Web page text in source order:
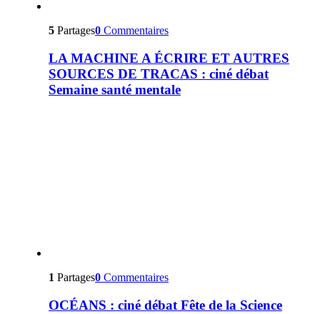
5 Partages0 Commentaires
LA MACHINE A ÉCRIRE ET AUTRES
SOURCES DE TRACAS : ciné débat
Semaine santé mentale
1 Partages0 Commentaires
OCÉANS : ciné débat Fête de la Science